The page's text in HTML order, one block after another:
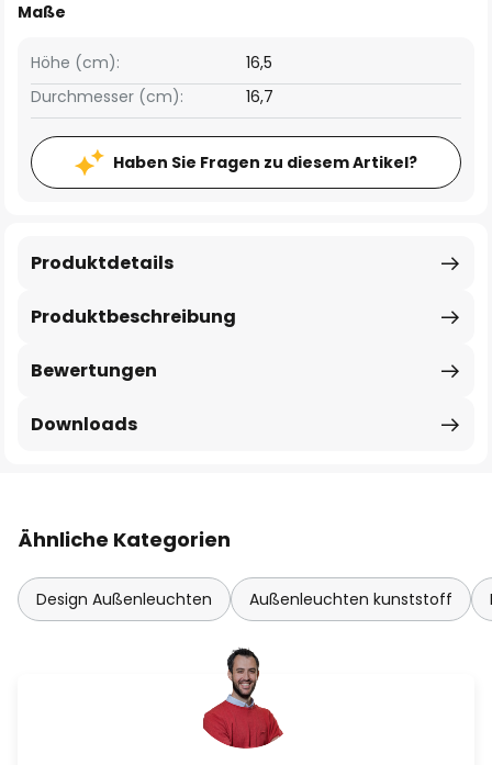
Maße
Höhe (cm):
16,5
Durchmesser (cm):
16,7
Haben Sie Fragen zu diesem Artikel?
Produktbeschreibung
Produktdetails
Bewertungen
Downloads
Ähnliche Kategorien
Design Außenleuchten Außenleuchten kunststoff